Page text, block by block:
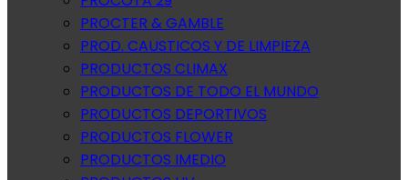
PROCTER & GAMBLE
PROD. CAUSTICOS Y DE LIMPIEZA
PRODUCTOS CLIMAX
PRODUCTOS DE TODO EL MUNDO
PRODUCTOS DEPORTIVOS
PRODUCTOS FLOWER
PRODUCTOS IMEDIO